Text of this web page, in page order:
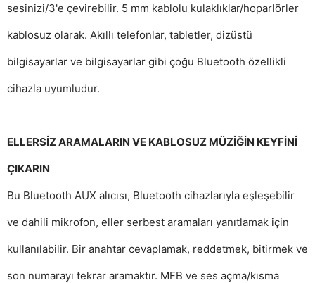
sesinizi/3'e çevirebilir. 5 mm kablolu kulaklıklar/hoparlörler
kablosuz olarak. Akıllı telefonlar, tabletler, dizüstü
bilgisayarlar ve bilgisayarlar gibi çoğu Bluetooth özellikli
cihazla uyumludur.
ELLERSİZ ARAMALARIN VE KABLOSUZ MÜZİĞİN KEYFİNİ
ÇIKARIN
Bu Bluetooth AUX alıcısı, Bluetooth cihazlarıyla eşleşebilir
ve dahili mikrofon, eller serbest aramaları yanıtlamak için
kullanılabilir. Bir anahtar cevaplamak, reddetmek, bitirmek ve
son numarayı tekrar aramaktır. MFB ve ses açma/kısma